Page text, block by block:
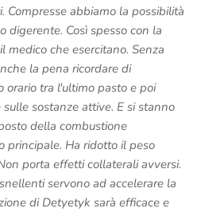
Compresse abbiamo la possibilità
digerente. Così spesso con la
medico che esercitano. Senza
la pena ricordare di
tra l'ultimo pasto e poi
sostanze attive. E si stanno
della combustione
principale. Ha ridotto il peso
porta effetti collaterali avversi.
servono ad accelerare la
di Detyetyk sarà efficace e